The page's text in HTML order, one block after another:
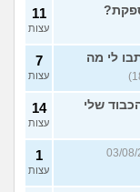
11
עצות
לי מה
7
עצות
שלי 14
עצות
בת 20, כתבה ב-03/08/26
1
עצות